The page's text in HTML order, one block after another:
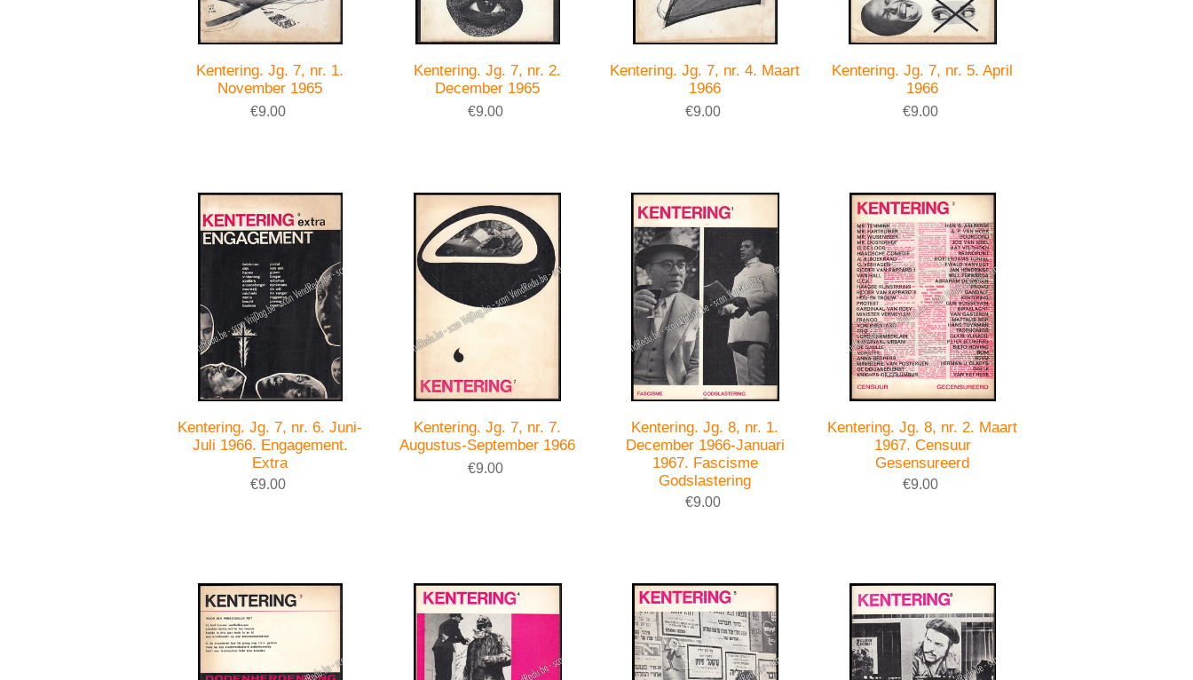
Kentering. Jg. 7, nr. 1.
November 1965
€9.00
Kentering. Jg. 7, nr. 2.
December 1965
€9.00
Kentering. Jg. 7, nr. 4. Maart
1966
€9.00
Kentering. Jg. 7, nr. 5. April
1966
€9.00
Kentering. Jg. 7, nr. 6. Juni-
Juli 1966. Engagement.
Extra
€9.00
Kentering. Jg. 7, nr. 7.
Augustus-September 1966
€9.00
Kentering. Jg. 8, nr. 1.
December 1966-Januari
1967. Fascisme
Godslastering
€9.00
Kentering. Jg. 8, nr. 2. Maart
1967. Censuur
Gesensureerd
€9.00